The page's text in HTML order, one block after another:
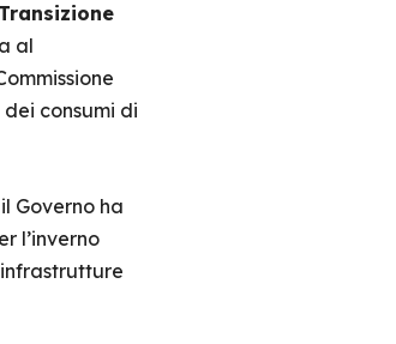
al
consumi di
Governo ha
l’inverno